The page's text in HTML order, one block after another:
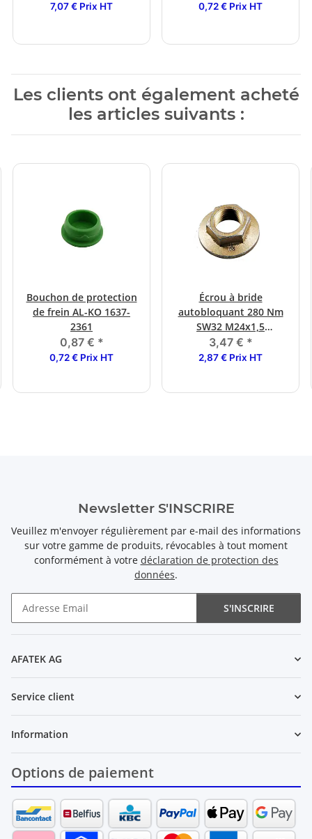
7,07 € Prix HT 0,72 € Prix HT
Les clients ont également acheté
les articles suivants :
Bouchon de protection
de frein AL-KO 1637-
2361
0,87 € *
0,72 € Prix HT
Écrou à bride
autobloquant 280 Nm
SW32 M24x1,5
1637/2051
3,47 € *
2,87 € Prix HT
Newsletter S'INSCRIRE
Veuillez m'envoyer régulièrement par e-mail des informations
sur votre gamme de produits, révocables à tout moment
conformément à votre déclaration de protection des
données.
S'INSCRIRE
AFATEK AG
Service client
Information
Options de paiement